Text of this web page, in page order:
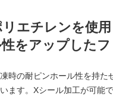
エチレンを使用
をアップした
時の耐ピンホール性を持た
ます。Xシール加工が可能